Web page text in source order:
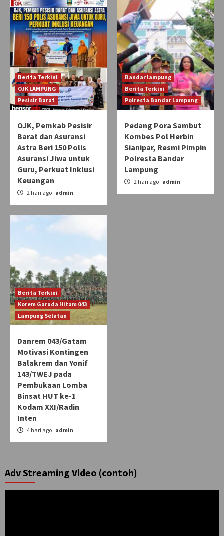
Berita Terkini
OJK LAMPUNG
Pesisir Barat
OJK, Pemkab Pesisir
Barat dan Asuransi
Astra Beri 150 Polis
Asuransi Jiwa untuk
Guru, Perkuat Inklusi
Keuangan
2 hari ago admin
Bandar lampung
Berita Terkini
Polresta Bandar Lampung
Pedang Pora Sambut
Kombes Pol Herbin
Sianipar, Resmi Pimpin
Polresta Bandar
Lampung
2 hari ago admin
Berita Terkini
Korem Garuda Hitam 043
Lampung Selatan
Danrem 043/Gatam
Motivasi Kontingen
Balakrem dan Yonif
143/TWEJ pada
Pembukaan Lomba
Binsat HUT ke-1
Kodam XXI/Radin
Inten
4 hari ago admin
Adv Streaming Video (contoh)